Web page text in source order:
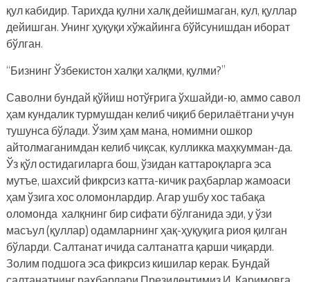
қул кабидир. Тарихда қулни халқ дейишмаган, кул, қуллар
дейишган. Унинг ҳуқуқи хўжайинга бўйсунишдан иборат
бўлган.
“Бизнинг Ўзбекистон халқи халқми, қулми?”
Саволни бундай қўйиш нотўғрига ўхшайди-ю, аммо савол
ҳам кундалик турмушдан келиб чиқиб берилаётгани учун
тушунса бўлади. Ўзим ҳам мана, номимни ошкор
айтолмаганимдан келиб чиқсак, кулликка маҳкумман-да.
Ўз қўл остидагиларга бош, ўзидан каттароқларга эса
мутъе, шахсий фикрсиз катта-кичик раҳбарлар жамоаси
ҳам ўзига хос оломонлардир. Агар ушбу хос табақа
оломонда халқнинг бир сифати бўлганида эди, у ўзи
масъул (қуллар) одамларнинг ҳақ-ҳуқуқига риоя қилган
бўларди. Салтанат ичида салтанатга қарши чиқарди.
Золим подшога эса фикрсиз кишилар керак. Бундай